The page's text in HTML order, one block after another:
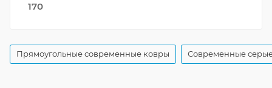
170
Прямоугольные современные ковры Современные